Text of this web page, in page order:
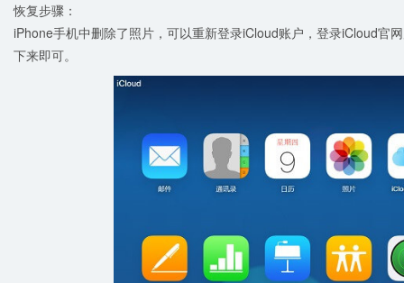
恢复步骤：
iPhone手机中删除了照片，可以重新登录iCloud账户，登录iCloud官
下来即可。